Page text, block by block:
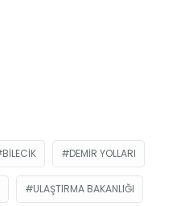
BILECIK DEMIR YOLLARI
ULAŞTIRMA BAKANLIĞI